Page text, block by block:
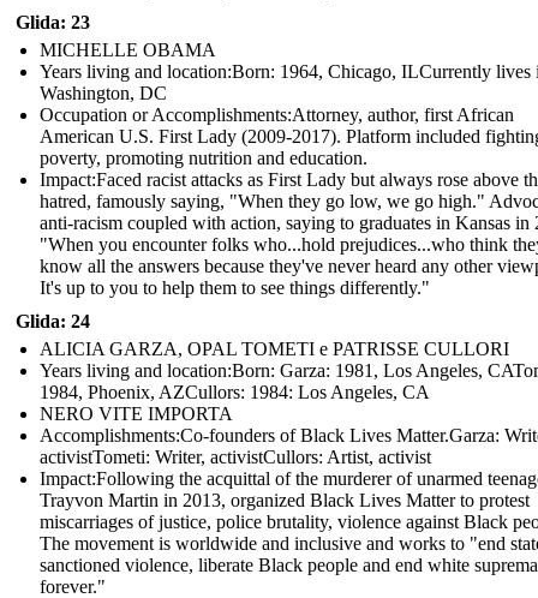
Glida: 23
MICHELLE OBAMA
Years living and location:Born: 1964, Chicago, ILCurrently lives
Washington, DC
Occupation or Accomplishments: Attorney, author, first African
American U.S. First Lady (2009-2017). Platform included
poverty, promoting nutrition and education.
Impact: Faced racist attacks as First Lady but always rose above
hatred, famously saying, "When they go low, we go high."
anti-racism coupled with action, saying to graduates in Kansas in
"When you encounter folks who...hold prejudices...who think
know all the answers because they've never heard any other
It's up to you to help them to see things differently."
Glida: 24
ALICIA GARZA, OPAL TOMETI e PATRISSE CULLORI
Years living and location:Born: Garza: 1981, Los Angeles,
1984, Phoenix, AZCullors: 1984: Los Angeles, CA
NERO VITE IMPORTA
Accomplishments: Co-founders of Black Lives Matter.Garza:
activistTometi: Writer, activistCullors: Artist, activist
Impact: Following the acquittal of the murderer of unarmed
Trayvon Martin in 2013, organized Black Lives Matter to protest
miscarriages of justice, police brutality, violence against Black
The movement is worldwide and inclusive and works to "end
sanctioned violence, liberate Black people and end white
forever."